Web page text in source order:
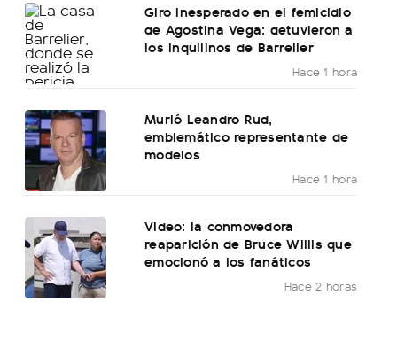
Giro inesperado en el femicidio
de Agostina Vega: detuvieron a
los inquilinos de Barrelier
Hace 1 hora
Murió Leandro Rud,
emblemático representante de
modelos
Hace 1 hora
Video: la conmovedora
reaparición de Bruce Willis que
emocionó a los fanáticos
Hace 2 horas